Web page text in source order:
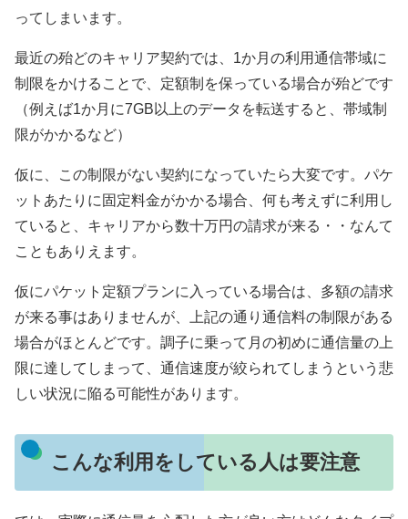
ってしまいます。
最近の殆どのキャリア契約では、1か月の利用通信帯域に
制限をかけることで、定額制を保っている場合が殆どです
（例えば1か月に7GB以上のデータを転送すると、帯域制
限がかかるなど）
仮に、この制限がない契約になっていたら大変です。パケ
ットあたりに固定料金がかかる場合、何も考えずに利用し
ていると、キャリアから数十万円の請求が来る・・なんて
こともありえます。
仮にパケット定額プランに入っている場合は、多額の請求
が来る事はありませんが、上記の通り通信料の制限がある
場合がほとんどです。調子に乗って月の初めに通信量の上
限に達してしまって、通信速度が絞られてしまうという悲
しい状況に陥る可能性があります。
こんな利用をしている人は要注意